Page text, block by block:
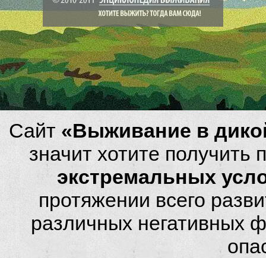
Сайт «Выживание в
значит хотите
экстремальных
протяжении всего
различных негативных